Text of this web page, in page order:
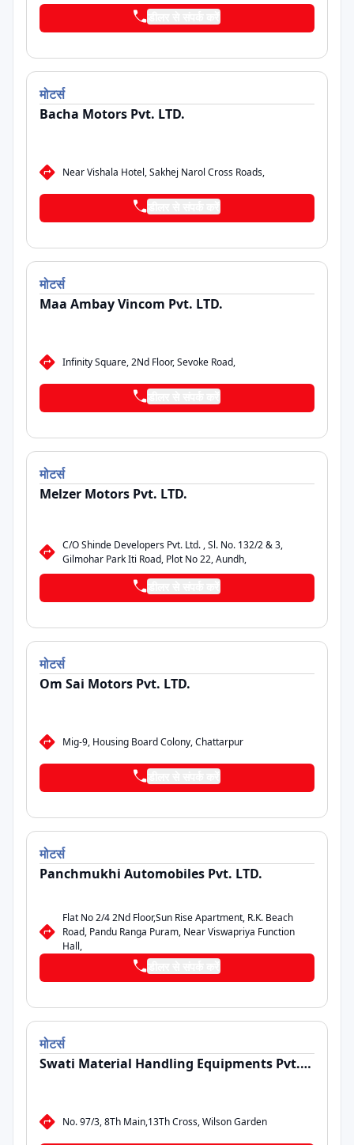
मोटर्स
Bacha Motors Pvt. LTD.
Near Vishala Hotel, Sakhej Narol Cross Roads,
मोटर्स
Maa Ambay Vincom Pvt. LTD.
Infinity Square, 2Nd Floor, Sevoke Road,
मोटर्स
Melzer Motors Pvt. LTD.
C/O Shinde Developers Pvt. Ltd. , Sl. No. 132/2 & 3,
Gilmohar Park Iti Road, Plot No 22, Aundh,
मोटर्स
Om Sai Motors Pvt. LTD.
Mig-9, Housing Board Colony, Chattarpur
मोटर्स
Panchmukhi Automobiles Pvt. LTD.
Flat No 2/4 2Nd Floor,Sun Rise Apartment, R.K. Beach
Road, Pandu Ranga Puram, Near Viswapriya Function
Hall,
मोटर्स
Swati Material Handling Equipments Pvt.
No. 97/3, 8Th Main,13Th Cross, Wilson Garden